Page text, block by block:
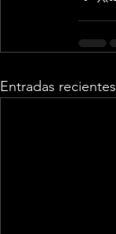
Entradas recientes